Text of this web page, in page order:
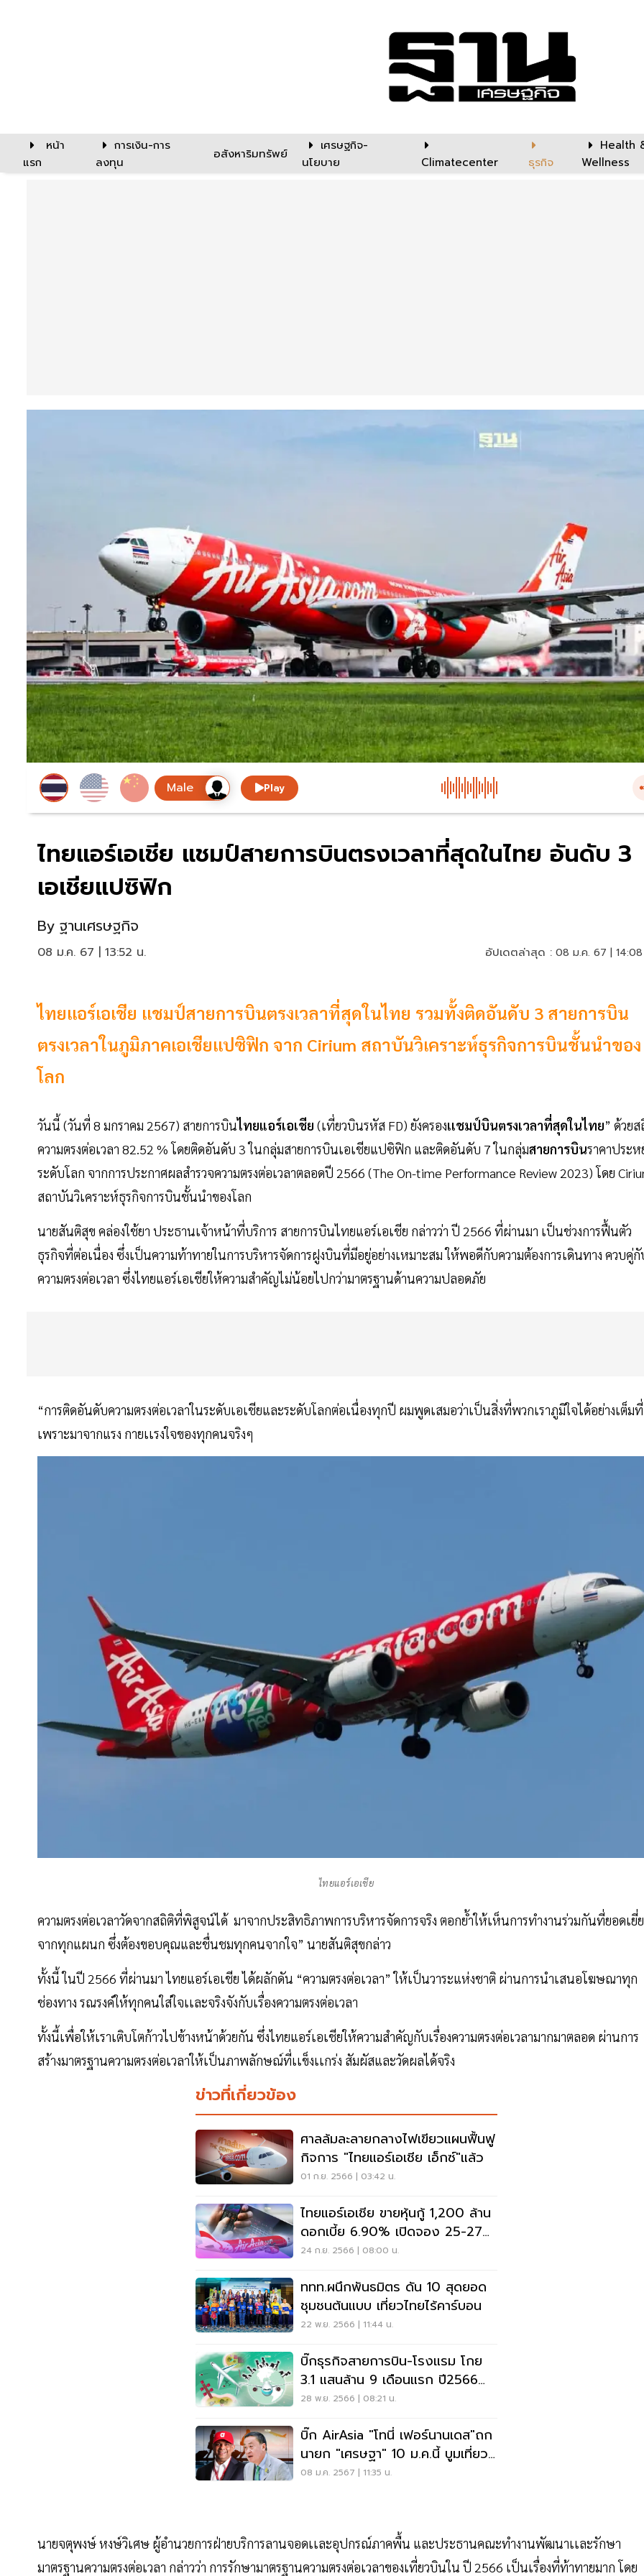
หน้า
แรก
การเงิน-การ
ลงทุน
อสังหาริมทรัพย์
เศรษฐกิจ-
นโยบาย
Climatecenter ธุรกิจ
Health
Wellness
Play
ไทยแอร์เอเชีย แชมป์สายการบินตรงเวลาที่สุดในไทย อันดับ 3
เอเชียแปซิฟิก
By ฐานเศรษฐกิจ
08 ม.ค. 67 | 13:52 น. อัปเดตล่าสุด : 08 ม.ค. 67 |
ไทยแอร์เอเชีย แชมป์สายการบินตรงเวลาที่สุดในไทย รวมทั้งติดอันดับ 3 สายการบิน
ตรงเวลาในภูมิภาคเอเชียแปซิฟิก จาก Cirium สถาบันวิเคราะห์ธุรกิจการบินชั้นนำของ
โลก
วันนี้ (วันที่ 8 มกราคม 2567) สายการบินไทยแอร์เอเชีย (เที่ยวบินรหัส FD) ยังครองเเชมป์บินตรงเวลาที่สุดในไทย” ด้วย
ความตรงต่อเวลา 82.52 % โดยติดอันดับ 3 ในกลุ่มสายการบินเอเชียแปซิฟิก และติดอันดับ 7 ในกลุ่มสายการบินราคาประ
ระดับโลก จากการประกาศผลสำรวจความตรงต่อเวลาตลอดปี 2566 (The On-time Performance Review 2023) โดย
สถาบันวิเคราะห์ธุรกิจการบินชั้นนำของโลก
นายสันติสุข คล่องใช้ยา ประธานเจ้าหน้าที่บริการ สายการบินไทยแอร์เอเชีย กล่าวว่า ปี 2566 ที่ผ่านมา เป็นช่วงการฟื้นตัว
ธุรกิจที่ต่อเนื่อง ซึ่งเป็นความท้าทายในการบริหารจัดการฝูงบินที่มีอยู่อย่างเหมาะสม ให้พอดีกับความต้องการเดินทาง ควบคู่
ความตรงต่อเวลา ซึ่งไทยแอร์เอเชียให้ความสำคัญไม่น้อยไปกว่ามาตรฐานด้านความปลอดภัย
“การติดอันดับความตรงต่อเวลาในระดับเอเชียและระดับโลกต่อเนื่องทุกปี ผมพูดเสมอว่าเป็นสิ่งที่พวกเราภูมิใจได้อย่างเต็มที่
เพราะมาจากแรง กายเเรงใจของทุกคนจริงๆ
ไทยแอร์เอเชีย
ความตรงต่อเวลาวัดจากสถิติที่พิสูจน์ได้ มาจากประสิทธิภาพการบริหารจัดการจริง ตอกย้ำให้เห็นการทำงานร่วมกันที่ยอดเยี่
จากทุกแผนก ซึ่งต้องขอบคุณและชื่นชมทุกคนจากใจ” นายสันติสุขกล่าว
ทั้งนี้ ในปี 2566 ที่ผ่านมา ไทยแอร์เอเชีย ได้ผลักดัน “ความตรงต่อเวลา” ให้เป็นวาระแห่งชาติ ผ่านการนำเสนอโฆษณาทุก
ช่องทาง รณรงค์ให้ทุกคนใส่ใจเเละจริงจังกับเรื่องความตรงต่อเวลา
ทั้งนี้เพื่อให้เราเติบโตก้าวไปข้างหน้าด้วยกัน ซึ่งไทยแอร์เอเชียให้ความสำคัญกับเรื่องความตรงต่อเวลามากมาตลอด ผ่านการ
สร้างมาตรฐานความตรงต่อเวลาให้เป็นภาพลักษณ์ที่เเข็งเเกร่ง สัมผัสและวัดผลได้จริง
ข่าวที่เกี่ยวข้อง
ศาลล้มละลายกลางไฟเขียวแผนฟื้นฟู
กิจการ "ไทยแอร์เอเชีย เอ็กซ์"แล้ว
01 ก.ย. 2566 | 03:42 น.
ไทยแอร์เอเชีย ขายหุ้นกู้ 1,200 ล้าน
ดอกเบี้ย 6.90% เปิดจอง 25-27
ก.ย.นี้
24 ก.ย. 2566 | 08:00 น.
ททท.ผนึกพันธมิตร ดัน 10 สุดยอด
ชุมชนต้นแบบ เที่ยวไทยไร้คาร์บอน
22 พ.ย. 2566 | 11:44 น.
บิ๊กธุรกิจสายการบิน-โรงแรม โกย
3.1 แสนล้าน 9 เดือนแรก ปี2566
พลิกทำกำไร
28 พ.ย. 2566 | 08:21 น.
บิ๊ก AirAsia "โทนี่ เฟอร์นานเดส"ถก
นายก "เศรษฐา" 10 ม.ค.นี้ บูมเที่ยว
อาเซียน
08 ม.ค. 2567 | 11:35 น.
นายจตุพงษ์ หงษ์วิเศษ ผู้อำนวยการฝ่ายบริการลานจอดเเละอุปกรณ์ภาคพื้น และประธานคณะทำงานพัฒนาเเละรักษา
มาตรฐานความตรงต่อเวลา กล่าวว่า การรักษามาตรฐานความตรงต่อเวลาของเที่ยวบินใน ปี 2566 เป็นเรื่องที่ท้าทายมาก โดย